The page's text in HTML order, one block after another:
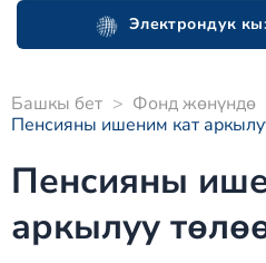
Электрондук
Башкы бет > Фонд жөнүндө
Пенсияны ишеним кат
Пенсияны
аркылуу